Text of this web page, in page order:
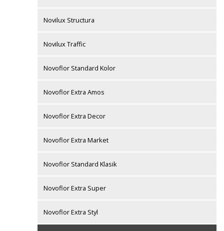
Novilux Structura
Novilux Traffic
Novoflor Standard Kolor
Novoflor Extra Amos
Novoflor Extra Decor
Novoflor Extra Market
Novoflor Standard Klasik
Novoflor Extra Super
Novoflor Extra Styl